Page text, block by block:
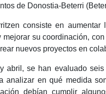
de Donostia-Beterri
consiste en
su coordinación,
nuevos proyectos en
abril, se han evaluado
analizar en qué medida
debían cumplir